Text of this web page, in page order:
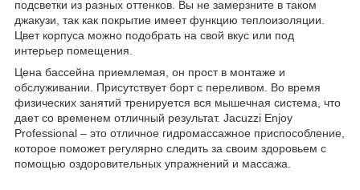
подсветки из разных оттенков. Вы не замерзните в таком
джакузи, так как покрытие имеет функцию теплоизоляции.
Цвет корпуса можно подобрать на свой вкус или под
интерьер помещения.
Цена бассейна приемлемая, он прост в монтаже и
обслуживании. Присутствует борт с переливом. Во время
физических занятий тренируется вся мышечная система, что
дает со временем отличный результат. Jacuzzi Enjoy
Professional – это отличное гидромассажное приспособление,
которое поможет регулярно следить за своим здоровьем с
помощью оздоровительных упражнений и массажа.